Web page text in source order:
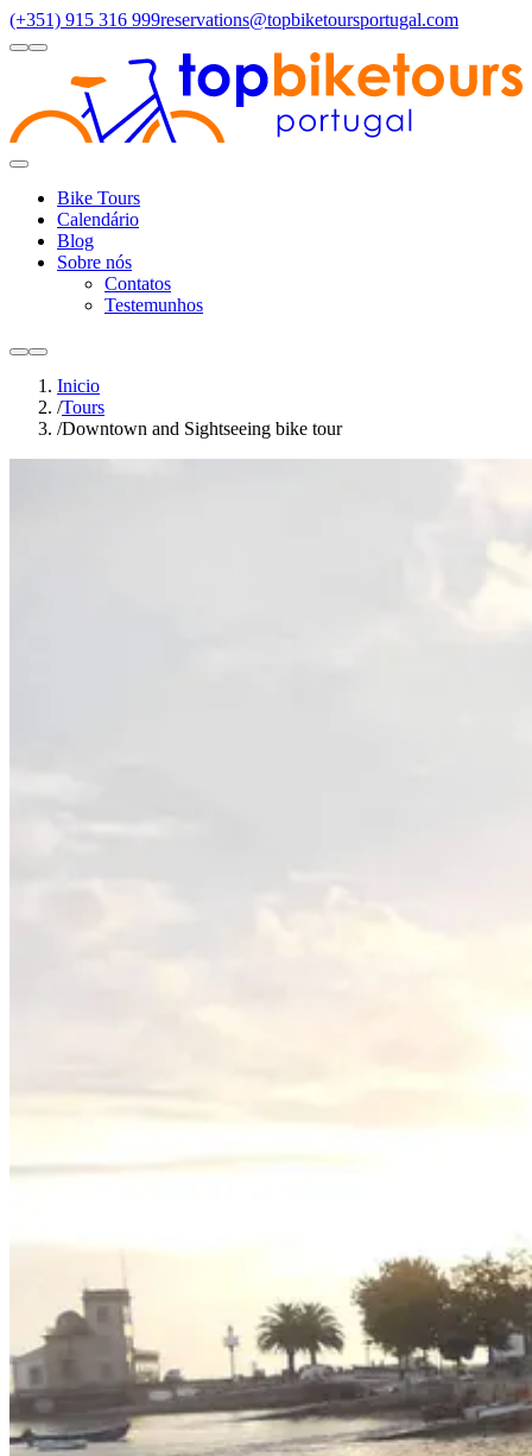
(+351) 915 316 999reservations@topbiketoursportugal.com
lightdark
Toggle
Bike Tours
Regiões Santiago Compostela Douro Valley (3)
Calendário
Blog
Sobre nós
Contatos
Testemunhos
lightdark
Inicio
/Tours
/Downtown and Sightseeing bike tour